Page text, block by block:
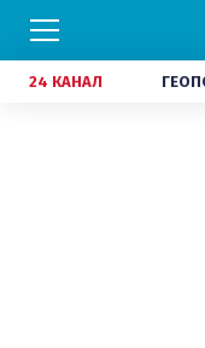
24 КАНАЛ